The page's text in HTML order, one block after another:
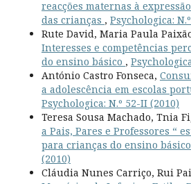
reacções maternas à
das crianças , Psychologica:
Rute David, Maria Paula
Interesses e competências
do ensino básico ,
António Castro Fonseca,
a adolescência em escolas
Psychologica: N.º 52-II (2010)
Teresa Sousa Machado, Tnia
a Pais, Pares e Professores “
para crianças do ensino básico
(2010)
Cláudia Nunes Carriço, Rui